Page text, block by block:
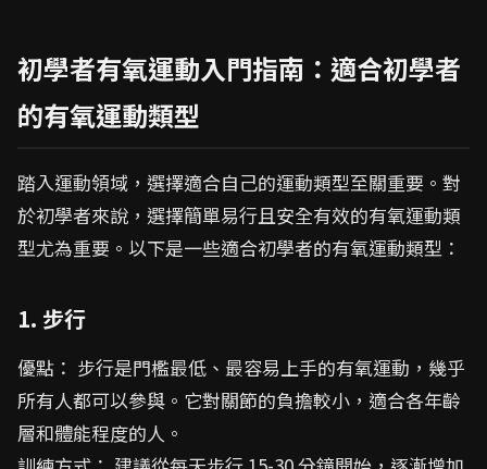
初學者有氧運動入門指南：適合初學者
的有氧運動類型
踏入運動領域，選擇適合自己的運動類型至關重要。對
於初學者來說，選擇簡單易行且安全有效的有氧運動類
型尤為重要。以下是一些適合初學者的有氧運動類型：
1. 步行
優點： 步行是門檻最低、最容易上手的有氧運動，幾乎
所有人都可以參與。它對關節的負擔較小，適合各年齡
層和體能程度的人。